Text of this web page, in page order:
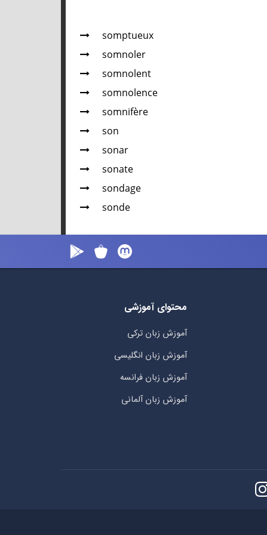
somptueux
somnoler
somnolent
somnolence
somnifère
son
sonar
sonate
sondage
sonde
محتوای آموزشی
آموزش زبان ترکی
آموزش زبان انگلیسی
آموزش زبان فرانسه
آموزش زبان آلمانی